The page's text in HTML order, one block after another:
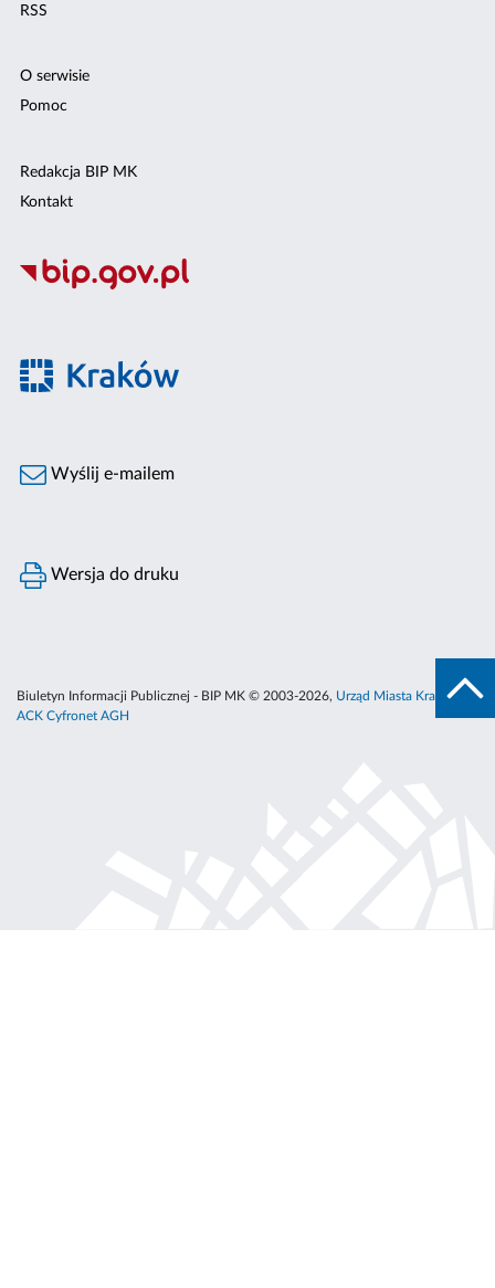
RSS
O serwisie
Pomoc
Redakcja BIP MK
Kontakt
Wyślij e-mailem
Wersja do druku
Biuletyn Informacji Publicznej - BIP MK © 2003-2026, Urząd Miasta Krakowa
ACK Cyfronet AGH